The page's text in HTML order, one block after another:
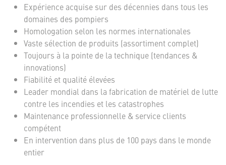
Expérience acquise sur des décennies dans tous les
domaines des pompiers
Homologation selon les normes internationales
Vaste sélection de produits (assortiment complet)
Toujours à la pointe de la technique (tendances &
innovations)
Fiabilité et qualité élevées
Leader mondial dans la fabrication de matériel de lutte
contre les incendies et les catastrophes
Maintenance professionnelle & service clients
compétent
En intervention dans plus de 100 pays dans le monde
entier